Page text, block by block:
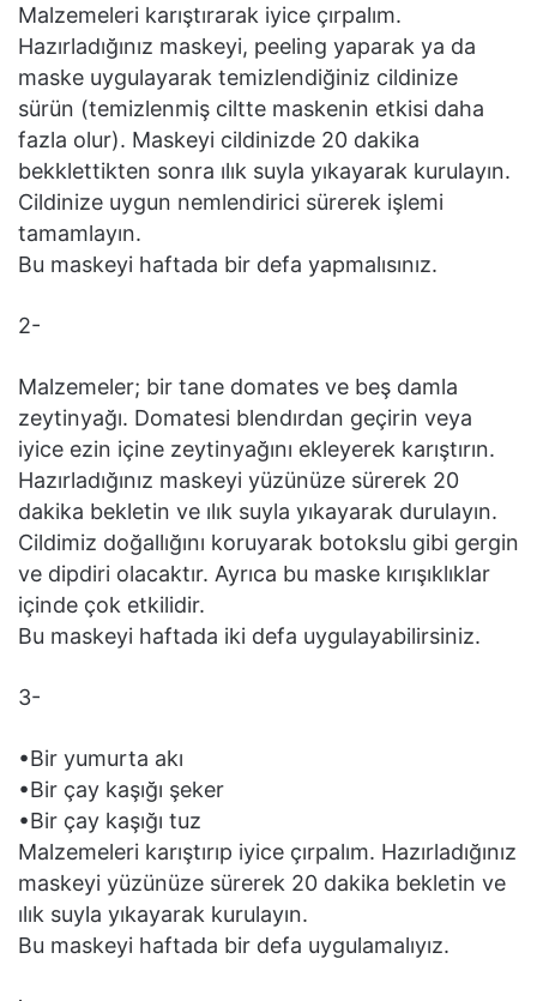
Malzemeleri karıştırarak iyice çırpalım.
Hazırladığınız maskeyi, peeling yaparak ya da
maske uygulayarak temizlendiğiniz cildinize
sürün (temizlenmiş ciltte maskenin etkisi daha
fazla olur). Maskeyi cildinizde 20 dakika
bekklettikten sonra ılık suyla yıkayarak kurulayın.
Cildinize uygun nemlendirici sürerek işlemi
tamamlayın.
Bu maskeyi haftada bir defa yapmalısınız.
2-
Malzemeler; bir tane domates ve beş damla
zeytinyağı. Domatesi blendırdan geçirin veya
iyice ezin içine zeytinyağını ekleyerek karıştırın.
Hazırladığınız maskeyi yüzünüze sürerek 20
dakika bekletin ve ılık suyla yıkayarak durulayın.
Cildimiz doğallığını koruyarak botokslu gibi gergin
ve dipdiri olacaktır. Ayrıca bu maske kırışıklıklar
içinde çok etkilidir.
Bu maskeyi haftada iki defa uygulayabilirsiniz.
3-
•Bir yumurta akı
•Bir çay kaşığı şeker
•Bir çay kaşığı tuz
Malzemeleri karıştırıp iyice çırpalım. Hazırladığınız
maskeyi yüzünüze sürerek 20 dakika bekletin ve
ılık suyla yıkayarak kurulayın.
Bu maskeyi haftada bir defa uygulamalıyız.